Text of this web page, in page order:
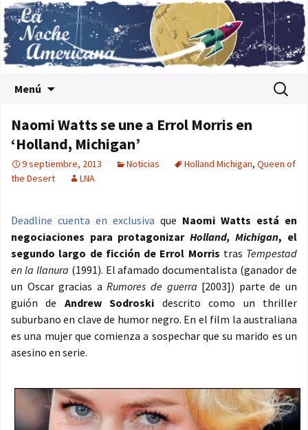
Menú Buscar:
Naomi Watts se une a Errol Morris en
‘Holland, Michigan’
9 septiembre, 2013 Noticias Holland Michigan, Queen of
the Desert
LNA
Deadline cuenta en exclusiva que Naomi Watts está en
negociaciones para protagonizar Holland, Michigan, el
segundo largo de ficción de Errol Morris tras Tempestad
en la llanura (1991). El afamado documentalista (ganador de
un Oscar gracias aRumores de guerra [2003]) parte de un
guión de Andrew Sodroski descrito como un thriller
suburbano en clave de humor negro. En el film la australiana
es una mujer que comienza a sospechar que su marido es un
asesino en serie.